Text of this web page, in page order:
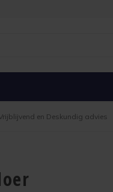
en Deskundig advies